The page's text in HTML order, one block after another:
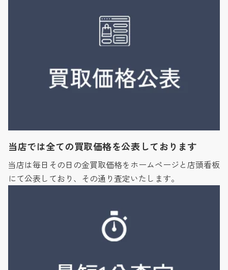
当店では全ての買取価格を公表しております
当店は毎日その日の金買取価格をホームページと店頭看板
にて公表しており、その通り査定いたします。